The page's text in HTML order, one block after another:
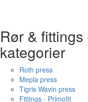
Rør & fittings
kategorier
Roth press
Mepla press
Tigris Wavin press
Fittings - Primofit